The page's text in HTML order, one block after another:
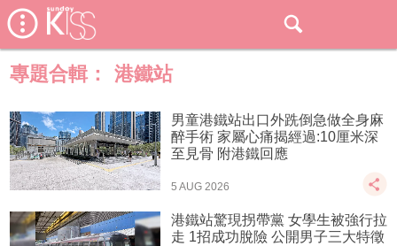
專題合輯： 港鐵站
男童港鐵站出口外跣倒急做全身麻
醉手術 家屬心痛揭經過:10厘米深
至見骨 附港鐵回應
5 AUG 2026
港鐵站驚現拐帶黨 女學生被強行拉
走 1招成功脫險 公開男子三大特徵